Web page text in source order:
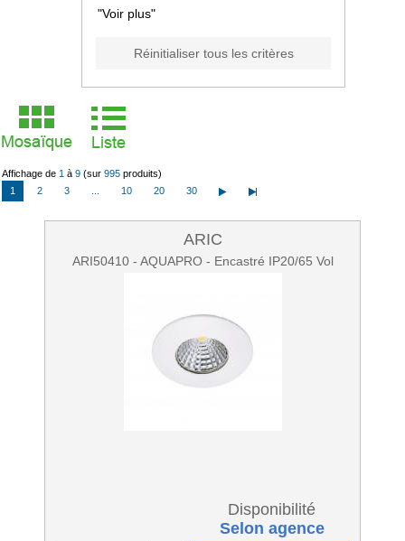
"Voir plus"
Réinitialiser tous les critères
Affichage de 1 à 9 (sur 995 produits)
1
2 3 10 20 30
ARIC
ARI50410 - AQUAPRO - Encastré IP20/65 Vol
Disponibilité
Selon agence